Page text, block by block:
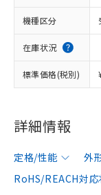
機種区分
在庫状況
標準価格(税別)
詳細情報
定格/性能 外
RoHS/REACH対応